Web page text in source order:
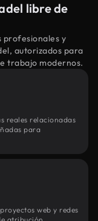
libre de
profesionales y
autorizados para
trabajo modernos.
reales relacionadas
para
web y redes